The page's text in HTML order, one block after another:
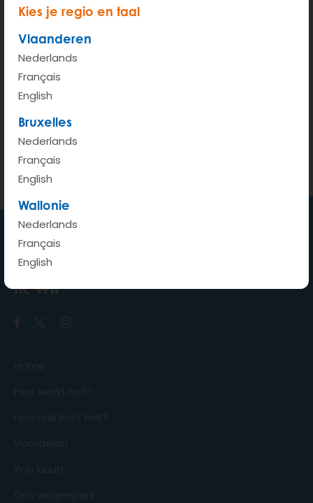
Kies je regio en taal
Vlaanderen
Nederlands
Français
English
Bruxelles
Nederlands
Français
English
Wallonie
Nederlands
Français
English
Bekijken op Google Maps
Een auto waar ik wil, wanneer
ik wil
Home
Hoe werkt het?
Hoeveel kost het?
Voordelen
In je buurt
Ons wagenpark